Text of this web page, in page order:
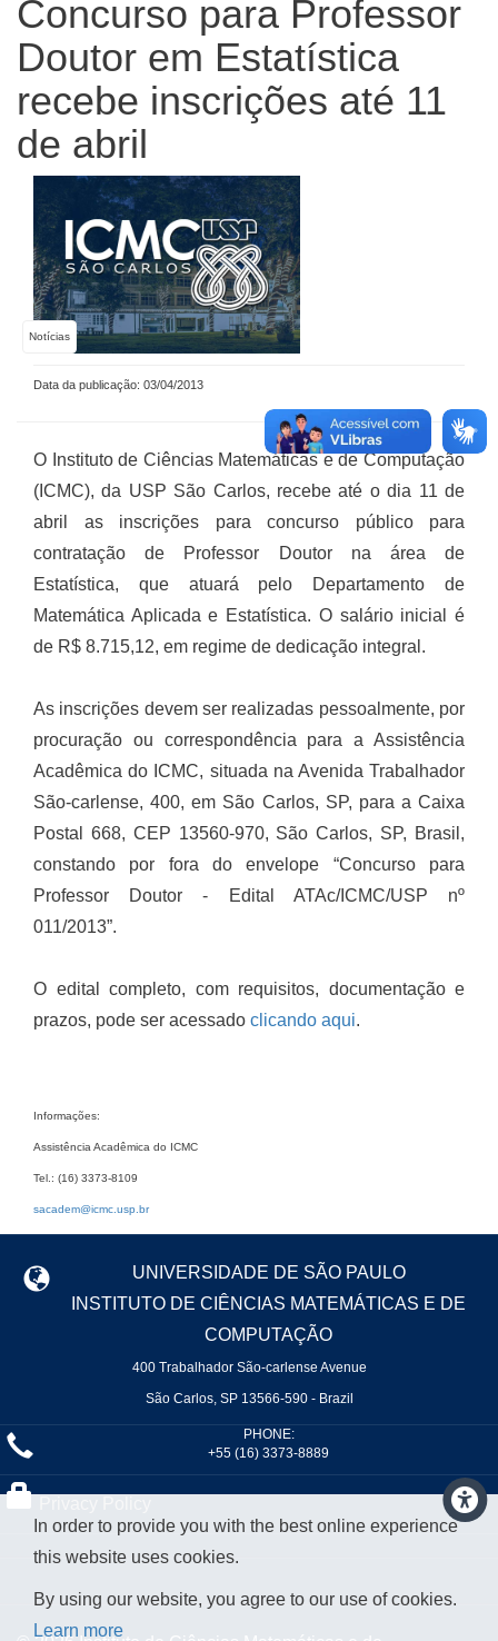
Concurso para Professor
Doutor em Estatística
recebe inscrições até 11
de abril
Notícias
Data da publicação: 03/04/2013
O Instituto de Ciências Matemáticas e de Computação
(ICMC), da USP São Carlos, recebe até o dia 11 de
abril as inscrições para concurso público para
contratação de Professor Doutor na área de
Estatística, que atuará pelo Departamento de
Matemática Aplicada e Estatística. O salário inicial é
de R$ 8.715,12, em regime de dedicação integral.
As inscrições devem ser realizadas pessoalmente, por
procuração ou correspondência para a Assistência
Acadêmica do ICMC, situada na Avenida Trabalhador
São-carlense, 400, em São Carlos, SP, para a Caixa
Postal 668, CEP 13560-970, São Carlos, SP, Brasil,
constando por fora do envelope “Concurso para
Professor Doutor - Edital ATAc/ICMC/USP nº
011/2013”.
O edital completo, com requisitos, documentação e
prazos, pode ser acessado clicando aqui.
Informações:
Assistência Acadêmica do ICMC
Tel.: (16) 3373-8109
sacadem@icmc.usp.br
UNIVERSIDADE DE SÃO PAULO
INSTITUTO DE CIÊNCIAS MATEMÁTICAS E DE
COMPUTAÇÃO
400 Trabalhador São-carlense Avenue
São Carlos, SP 13566-590 - Brazil
PHONE:
+55 (16) 3373-8889
In order to provide you with the best online experience
this website uses cookies.
By using our website, you agree to our use of cookies.
Learn more